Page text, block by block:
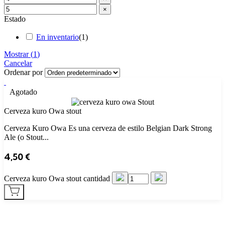
×
Estado
En inventario(1)
Mostrar(1)
Cancelar
Ordenar por
Agotado
Cerveza kuro Owa stout
Cerveza Kuro Owa Es una cerveza de estilo Belgian Dark Strong
Ale (o Stout...
4,50€
Cerveza kuro Owa stout cantidad